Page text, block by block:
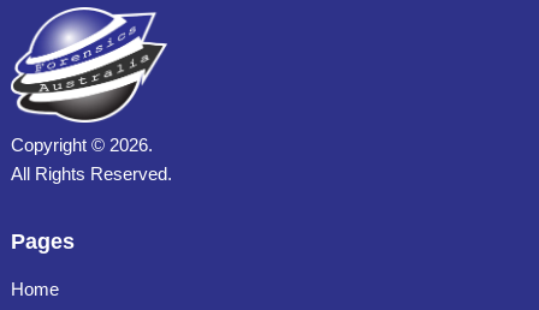
Copyright © 2026.
All Rights Reserved.
Pages
Home